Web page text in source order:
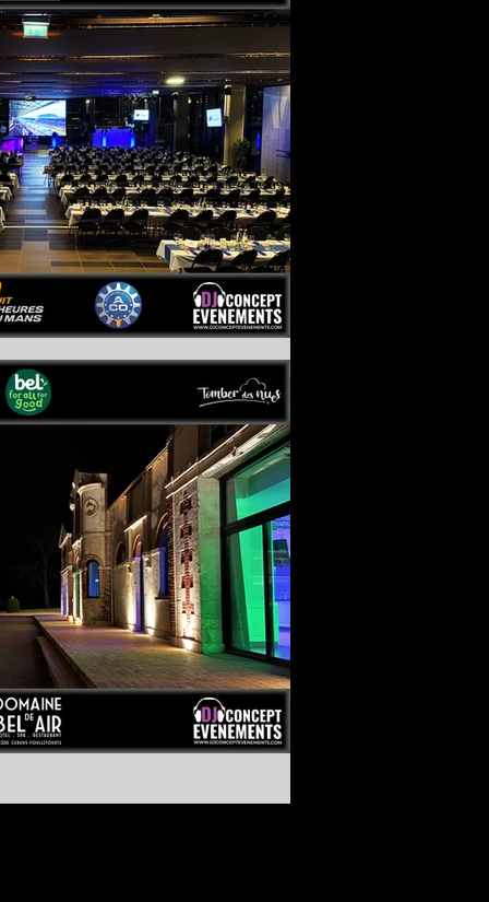
Automobile_Club_De_L'_Ouest
BNP Paribas
Best Western Premier Le Mans Country Club
BiscarrosseBlind Test
Blind Test Le MansBorne selfie
Borne selfie le mans
Borne selfie soirée mariage le mans
Bruno Vandestick
Burger Foot
C.ECCI Le Mans
CCI Le Mans SartheCE
CHATEAU DE LA VAUDERE
COLSGCamille Constantin
Casino Barrière TrouvilleChangé
Chateau De Mondan
Chateau belmar
Chateau de bresteau
Chateau de la gourdiniere
Chateau de la gourdinière mariage
Chateau de montbraye
Chateau mariage 72
Chateau mariage le mans
Chateau mariage saint malo
Chateau mariage sarthe
Château De La Freslonnière
Château De La Gourdinière
Château De La Pierre
Château De Mondan
Château De Montbraye
Château Eporcé
Château avessé mariage
Château belmar
Château d'Eporcé
Château de Courtanvaux
Château de La Mazure
Château de Montmirail
Château de bresteau
Château de la Gourdinière mariage
Château de la gourdinière mariage
Château de la vaudère
Château de la vaudère mariage
Château mariage saint malo